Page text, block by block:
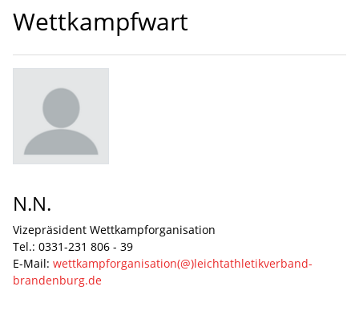
Wettkampfwart
N.N.
Vizepräsident Wettkampforganisation
Tel.: 0331-231 806 - 39
E-Mail: wettkampforganisation(@)leichtathletikverband-
brandenburg.de